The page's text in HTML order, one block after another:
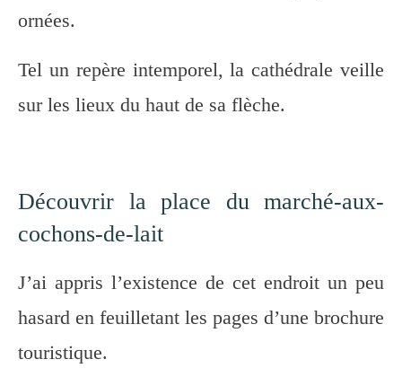
ornées.
Tel un repère intemporel, la cathédrale veille
sur les lieux du haut de sa flèche.
Découvrir la place du marché-aux-
cochons-de-lait
J’ai appris l’existence de cet endroit un peu
hasard en feuilletant les pages d’une brochure
touristique.